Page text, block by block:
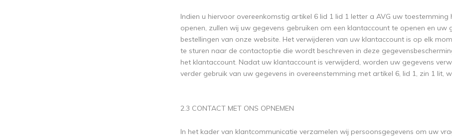
Indien u hiervoor overeenkomstig artikel 6 lid 1 lid 1 letter a AVG uw
openen, zullen wij uw gegevens gebruiken om een ​​klantaccount te openen en
bestellingen van onze website. Het verwijderen van uw klantaccount is op elk
te sturen naar de contactoptie die wordt beschreven in deze
het klantaccount. Nadat uw klantaccount is verwijderd, worden uw gegevens
verder gebruik van uw gegevens in overeenstemming met artikel 6, lid 1, zin 1 lit,
2.3 CONTACT MET ONS OPNEMEN
In het kader van klantcommunicatie verzamelen wij persoonsgegevens om uw